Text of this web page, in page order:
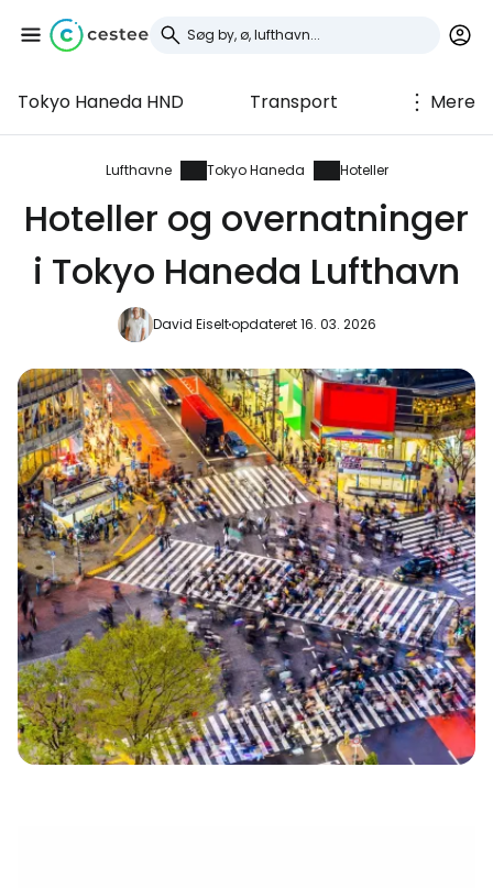
Tokyo Haneda HND Transport Mere
Lufthavne Tokyo Haneda Hoteller
Hoteller og overnatninger
i Tokyo Haneda Lufthavn
David Eiseltopdateret 16. 03. 2026
Log ind på Cestee
... det verdensomspændende
Fortsæt med Google
Fortsæt med e-mail